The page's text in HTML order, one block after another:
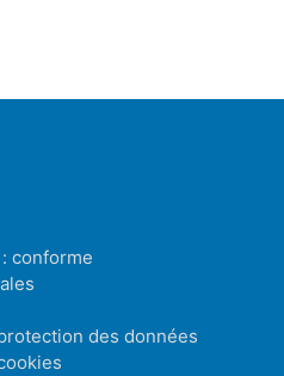
conforme
des données